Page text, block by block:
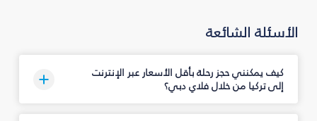
الأسئلة الشائعة
كيف يمكنني حجز رحلة بأقل الأسعار عبر الإنترنت
إلى تركيا من خلال فلاي دبي؟